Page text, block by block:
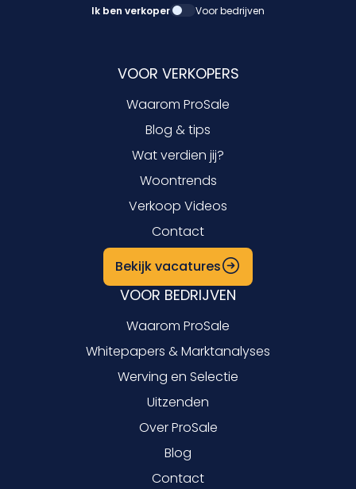
Ik ben verkoper Voor bedrijven
VOOR VERKOPERS
Waarom ProSale
Blog & tips
Wat verdien jij?
Woontrends
Verkoop Videos
Contact
Bekijk vacatures
VOOR BEDRIJVEN
Waarom ProSale
Whitepapers & Marktanalyses
Werving en Selectie
Uitzenden
Over ProSale
Blog
Contact